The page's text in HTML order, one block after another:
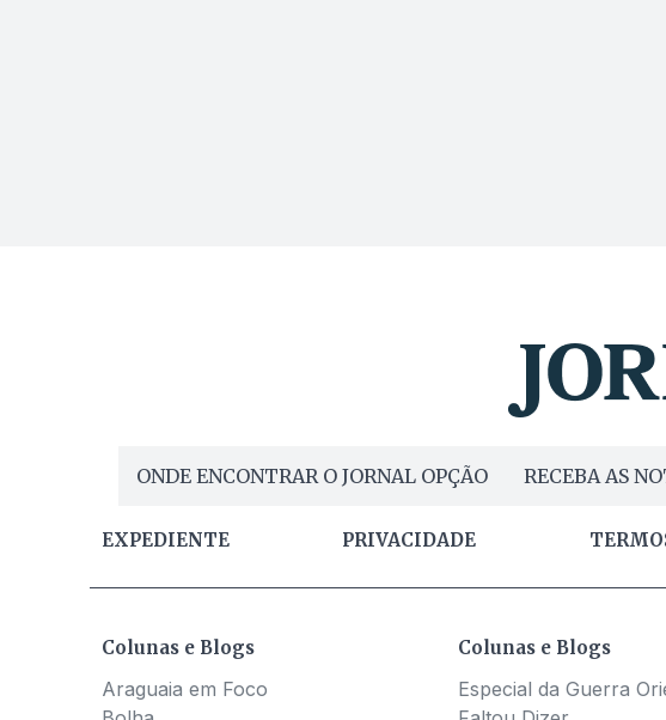
ONDE ENCONTRAR O JORNAL OPÇÃO RECEBA AS
EXPEDIENTE PRIVACIDADE
Colunas e Blogs
Araguaia em Foco
Colunas e Blogs
Especial da Guerra